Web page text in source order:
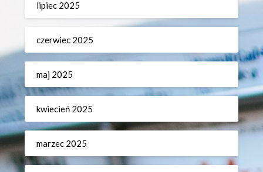
lipiec 2025
czerwiec 2025
maj 2025
kwiecień 2025
marzec 2025